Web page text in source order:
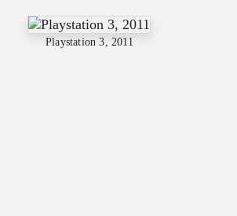
Playstation 3, 2011